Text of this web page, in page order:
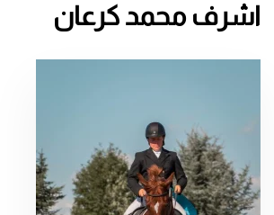
اشرف محمد كرعان